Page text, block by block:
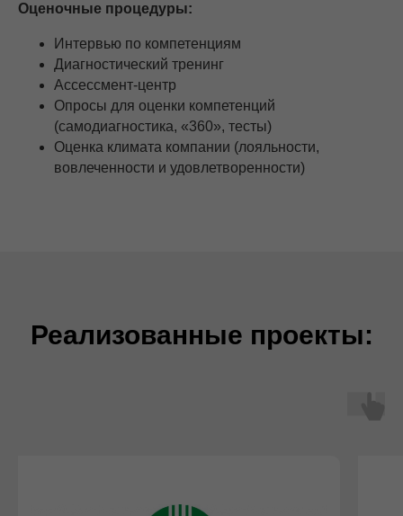
Оценочные процедуры:
Интервью по компетенциям
Диагностический тренинг
Ассессмент-центр
Опросы для оценки компетенций
(самодиагностика, «360», тесты)
Оценка климата компании (лояльности,
вовлеченности и удовлетворенности)
Реализованные проекты: